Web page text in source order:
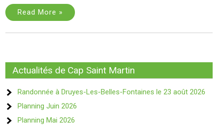
Read More »
Actualités de Cap Saint Martin
Randonnée à Druyes-Les-Belles-Fontaines le 23 août 2026
Planning Juin 2026
Planning Mai 2026